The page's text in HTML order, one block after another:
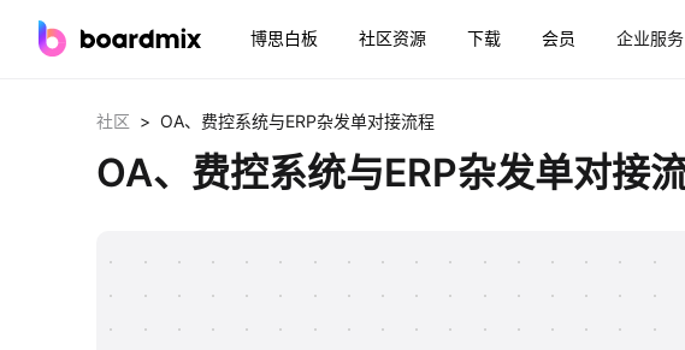
博思白板 社区资源 下载 会员 企业服务
社区 > OA、费控系统与ERP杂发单对接流程
OA、费控系统与ERP杂发单对接